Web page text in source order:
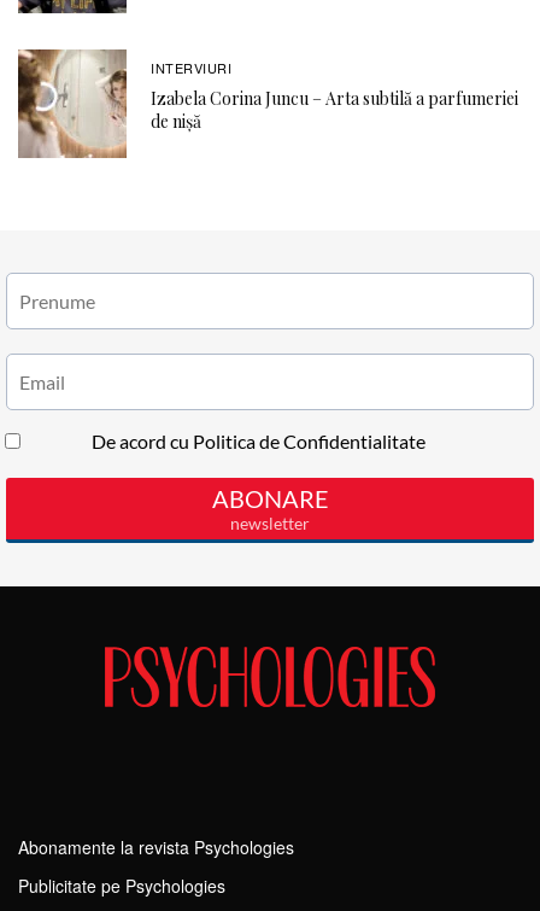
INTERVIURI
Izabela Corina Juncu – Arta subtilă a parfumeriei
de nișă
Abonamente la revista Psychologies
Publicitate pe Psychologies